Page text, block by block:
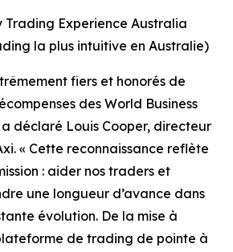
Trading Experience Australia
la plus intuitive en Australie)
fiers et honorés de
des World Business
déclaré Louis Cooper, directeur
« Cette reconnaissance reflète
: aider nos traders et
une longueur d’avance dans
évolution. De la mise à
de trading de pointe à